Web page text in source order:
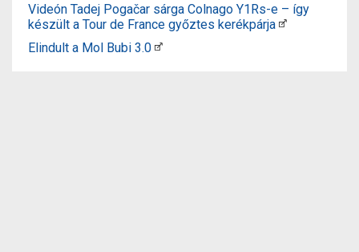
Videón Tadej Pogačar sárga Colnago Y1Rs-e – így
készült a Tour de France győztes kerékpárja
Elindult a Mol Bubi 3.0